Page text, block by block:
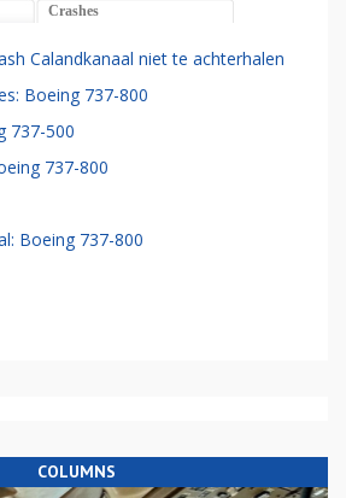
Crashes
Calandkanaal niet te achterhalen
Boeing 737-800
737-500
737-800
Boeing 737-800
COLUMNS